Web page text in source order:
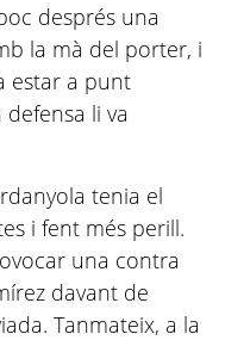
després una
la mà del porter, i
estar a punt
li va
tenia el
i fent més perill.
una contra
davant de
Tanmateix, a la